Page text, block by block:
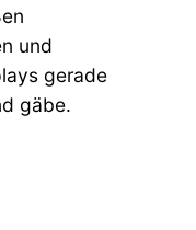
und
gerade
gäbe.